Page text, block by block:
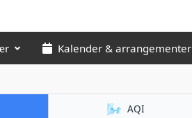
Kalender & arrangementer
🌬️ AQI